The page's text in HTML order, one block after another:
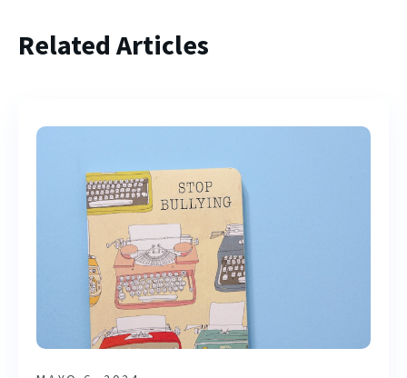
Related Articles